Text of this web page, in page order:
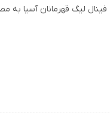
فینال لیگ قهرمانان آسیا